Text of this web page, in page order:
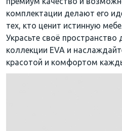
комплектации делают его
тех, кто ценит истинную
Украсьте своё
коллекции EVA и
красотой и комфортом